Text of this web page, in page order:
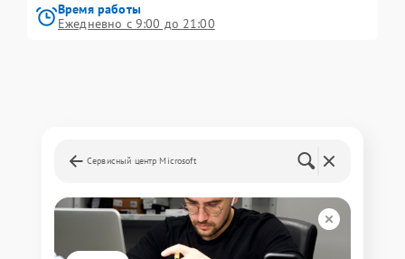
Время работы
Ежедневно с 9:00 до 21:00
Сервисный центр Microsoft